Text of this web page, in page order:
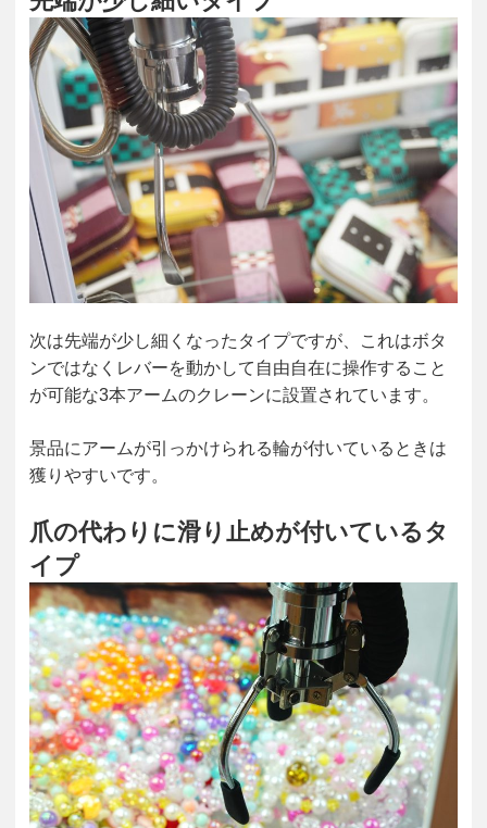
次は先端が少し細くなったタイプですが、これはボタ
ンではなくレバーを動かして自由自在に操作すること
が可能な3本アームのクレーンに設置されています。
景品にアームが引っかけられる輪が付いているときは
獲りやすいです。
爪の代わりに滑り止めが付いているタ
イプ